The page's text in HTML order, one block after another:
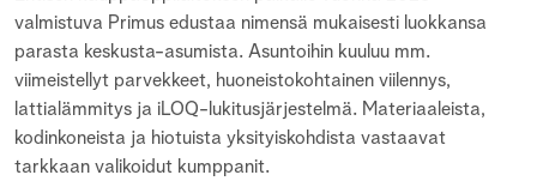
valmistuva Primus edustaa nimensä mukaisesti luokkansa
parasta keskusta-asumista. Asuntoihin kuuluu mm.
viimeistellyt parvekkeet, huoneistokohtainen viilennys,
lattialämmitys ja iLOQ-lukitusjärjestelmä. Materiaaleista,
kodinkoneista ja hiotuista yksityiskohdista vastaavat
tarkkaan valikoidut kumppanit.